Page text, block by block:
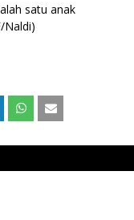
satu anak
Naldi)